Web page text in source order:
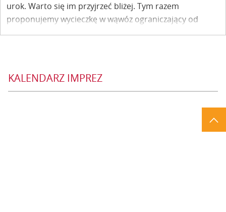
urok. Warto się im przyjrzeć bliżej. Tym razem
proponujemy wycieczkę w wąwóz ograniczający od
zachodu Wietrzną Górę, na której rośnie następca
zwany Ciepłym.
KALENDARZ IMPREZ